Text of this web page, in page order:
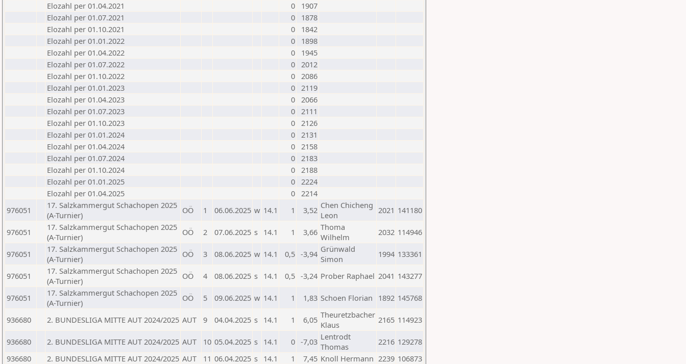
Elozahl per 01.04.2021
0
1907
Elozahl per 01.07.2021
0
1878
Elozahl per 01.10.2021
0
1842
Elozahl per 01.01.2022
0
1898
Elozahl per 01.04.2022
0
1945
Elozahl per 01.07.2022
0 2012
Elozahl per 01.10.2022
0 2086
Elozahl per 01.01.2023
0 2119
Elozahl per 01.04.2023
0 2066
Elozahl per 01.07.2023
0 2111
Elozahl per 01.10.2023
0 2126
Elozahl per 01.01.2024
0 2131
Elozahl per 01.04.2024
0 2158
Elozahl per 01.07.2024
0 2183
Elozahl per 01.10.2024
0 2188
Elozahl per 01.01.2025
0 2224
Elozahl per 01.04.2025
0 2214
976051
17. Salzkammergut Schachopen 2025
(A-Turnier)
OÖ 1 06.06.2025 w 14.1 1 3,52 Chen Chicheng
Leon
2021 141180
976051
17. Salzkammergut Schachopen 2025
(A-Turnier)
OÖ 2 07.06.2025 s 14.1 1 3,66 Thoma
Wilhelm
2032 114946
976051
17. Salzkammergut Schachopen 2025
(A-Turnier)
OÖ 3 08.06.2025 w 14.1 0,5 -3,94 Grünwald
Simon
1994 133361
976051
17. Salzkammergut Schachopen 2025
(A-Turnier)
OÖ 4 08.06.2025 s 14.1 0,5 -3,24 Prober Raphael 2041 143277
976051
17. Salzkammergut Schachopen 2025
(A-Turnier)
OÖ 5 09.06.2025 w 14.1 1 1,83 Schoen Florian 1892 145768
936680 2. BUNDESLIGA MITTE AUT 2024/2025 AUT 9 04.04.2025 s 14.1 1 6,05 Theuretzbacher
Klaus
2165 114923
936680 2. BUNDESLIGA MITTE AUT 2024/2025 AUT 10 05.04.2025 s 14.1 0 -7,03 Lentrodt
Thomas
2216 129278
936680
2. BUNDESLIGA MITTE AUT 2024/2025 AUT 11 06.04.2025 s 14.1 1 7,45 Knoll Hermann 2239 106873